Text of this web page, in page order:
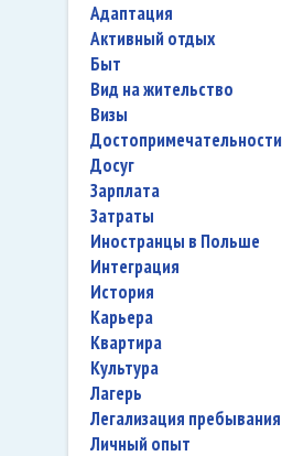
адаптация
активный отдых
быт
вид на жительство
визы
достопримечательности
досуг
зарплата
затраты
иностранцы в Польше
интеграция
история
карьера
квартира
культура
лагерь
легализация пребывания
личный опыт